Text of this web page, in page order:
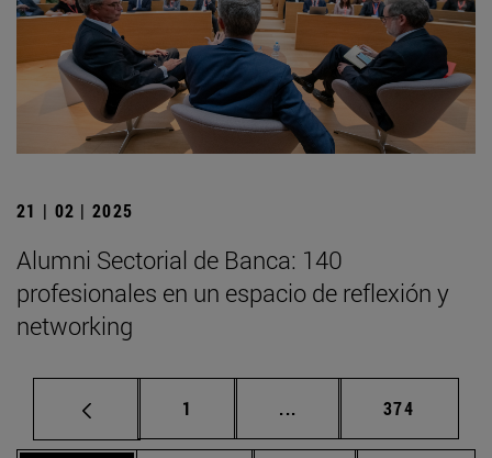
21 | 02 | 2025
Alumni Sectorial de Banca: 140
profesionales en un espacio de reflexión y
networking
Página
1 ... Páginas intermedias
Página
374